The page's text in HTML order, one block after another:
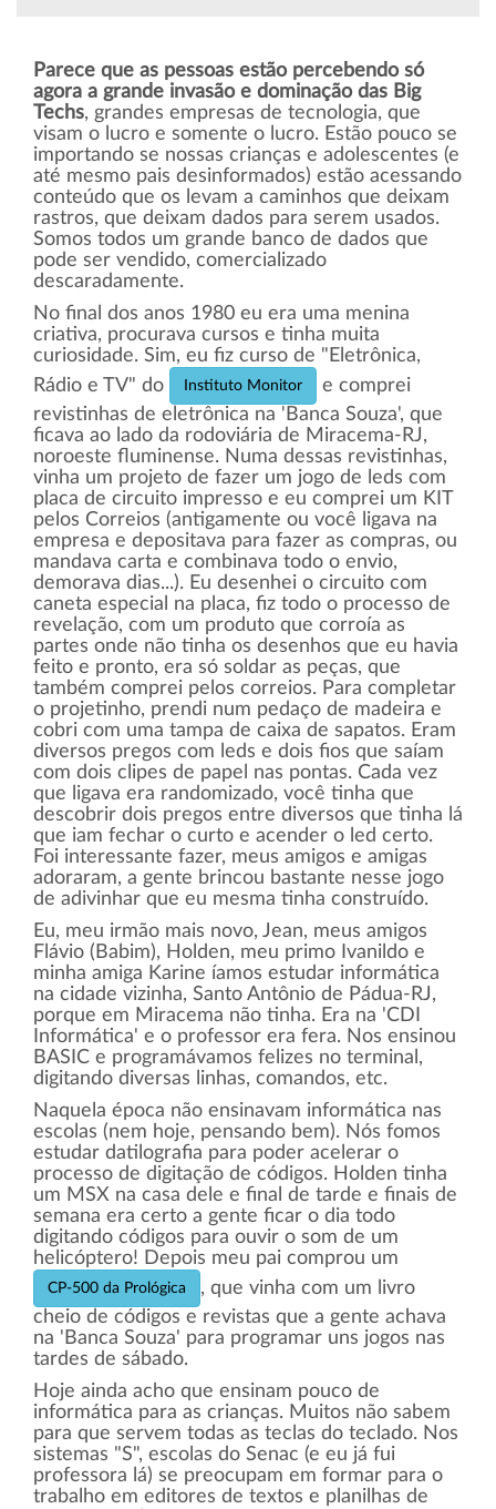
Parece que as pessoas estão percebendo só
agora a grande invasão e dominação das Big
Techs, grandes empresas de tecnologia, que
visam o lucro e somente o lucro. Estão pouco se
importando se nossas crianças e adolescentes (e
até mesmo pais desinformados) estão acessando
conteúdo que os levam a caminhos que deixam
rastros, que deixam dados para serem usados.
Somos todos um grande banco de dados que
pode ser vendido, comercializado
descaradamente.
No final dos anos 1980 eu era uma menina
criativa, procurava cursos e tinha muita
curiosidade. Sim, eu fiz curso de "Eletrônica,
Rádio e TV" do
Instituto Monitor
e comprei
revistinhas de eletrônica na 'Banca Souza', que
ficava ao lado da rodoviária de Miracema-RJ,
noroeste fluminense. Numa dessas revistinhas,
vinha um projeto de fazer um jogo de leds com
placa de circuito impresso e eu comprei um KIT
pelos Correios (antigamente ou você ligava na
empresa e depositava para fazer as compras, ou
mandava carta e combinava todo o envio,
demorava dias...). Eu desenhei o circuito com
caneta especial na placa, fiz todo o processo de
revelação, com um produto que corroía as
partes onde não tinha os desenhos que eu havia
feito e pronto, era só soldar as peças, que
também comprei pelos correios. Para completar
o projetinho, prendi num pedaço de madeira e
cobri com uma tampa de caixa de sapatos. Eram
diversos pregos com leds e dois fios que saíam
com dois clipes de papel nas pontas. Cada vez
que ligava era randomizado, você tinha que
descobrir dois pregos entre diversos que tinha lá
que iam fechar o curto e acender o led certo.
Foi interessante fazer, meus amigos e amigas
adoraram, a gente brincou bastante nesse jogo
de adivinhar que eu mesma tinha construído.
Eu, meu irmão mais novo, Jean, meus amigos
Flávio (Babim), Holden, meu primo Ivanildo e
minha amiga Karine íamos estudar informática
na cidade vizinha, Santo Antônio de Pádua-RJ,
porque em Miracema não tinha. Era na 'CDI
Informática' e o professor era fera. Nos ensinou
BASIC e programávamos felizes no terminal,
digitando diversas linhas, comandos, etc.
Naquela época não ensinavam informática nas
escolas (nem hoje, pensando bem). Nós fomos
estudar datilografia para poder acelerar o
processo de digitação de códigos. Holden tinha
um MSX na casa dele e final de tarde e finais de
semana era certo a gente ficar o dia todo
digitando códigos para ouvir o som de um
helicóptero! Depois meu pai comprou um
CP-500 da Prológica
, que vinha com um livro
cheio de códigos e revistas que a gente achava
na 'Banca Souza' para programar uns jogos nas
tardes de sábado.
Hoje ainda acho que ensinam pouco de
informática para as crianças. Muitos não sabem
para que servem todas as teclas do teclado. Nos
sistemas "S", escolas do Senac (e eu já fui
professora lá) se preocupam em formar para o
trabalho em editores de textos e planilhas de